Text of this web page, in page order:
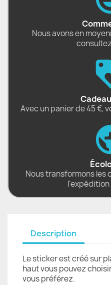
Nous avons en
consultez
Avec un panier de 45 €,
Nous transformons les
Description
Le sticker est créé sur
haut vous pouvez
vous préférez.